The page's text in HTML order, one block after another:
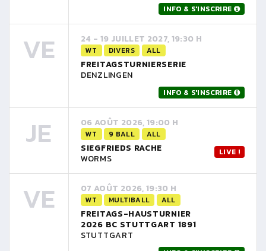
INFO & S'INSCRIRE
VE 24 - 19 JUILLET 2027, 19:30 H
WT DIVERS ALL
FREITAGSTURNIERSERIE
DENZLINGEN
INFO & S'INSCRIRE
JE 06 AOÛT 2026, 19:00 H
WT 9 BALL ALL
SIEGFRIEDS RACHE
WORMS
LIVE !
VE 07 AOÛT 2026, 19:30 H
WT MULTIBALL ALL
FREITAGS-HAUSTURNIER
2026 BC STUTTGART 1891
STUTTGART